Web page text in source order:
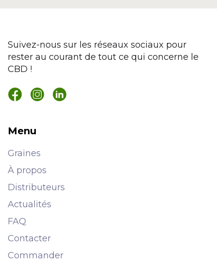
Suivez-nous sur les réseaux sociaux pour
rester au courant de tout ce qui concerne le
CBD !
Menu
Graines
À propos
Distributeurs
Actualités
FAQ
Contacter
Commander